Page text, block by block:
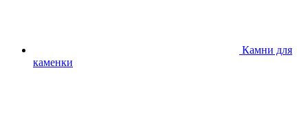
Камни для
каменки